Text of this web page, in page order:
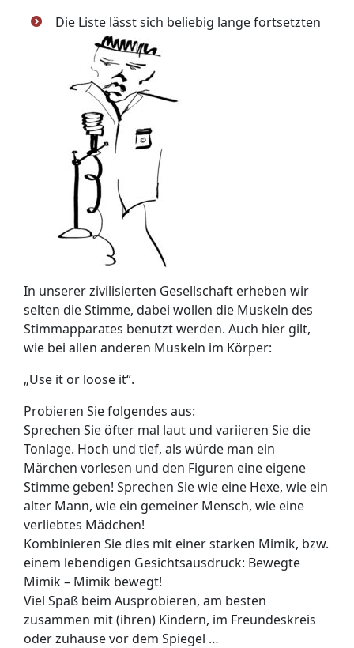
Die Liste lässt sich beliebig lange fortsetzten
In unserer zivilisierten Gesellschaft erheben wir
selten die Stimme, dabei wollen die Muskeln des
Stimmapparates benutzt werden. Auch hier gilt,
wie bei allen anderen Muskeln im Körper:
„Use it or loose it“.
Probieren Sie folgendes aus:
Sprechen Sie öfter mal laut und variieren Sie die
Tonlage. Hoch und tief, als würde man ein
Märchen vorlesen und den Figuren eine eigene
Stimme geben! Sprechen Sie wie eine Hexe, wie ein
alter Mann, wie ein gemeiner Mensch, wie eine
verliebtes Mädchen!
Kombinieren Sie dies mit einer starken Mimik, bzw.
einem lebendigen Gesichtsausdruck: Bewegte
Mimik – Mimik bewegt!
Viel Spaß beim Ausprobieren, am besten
zusammen mit (ihren) Kindern, im Freundeskreis
oder zuhause vor dem Spiegel …